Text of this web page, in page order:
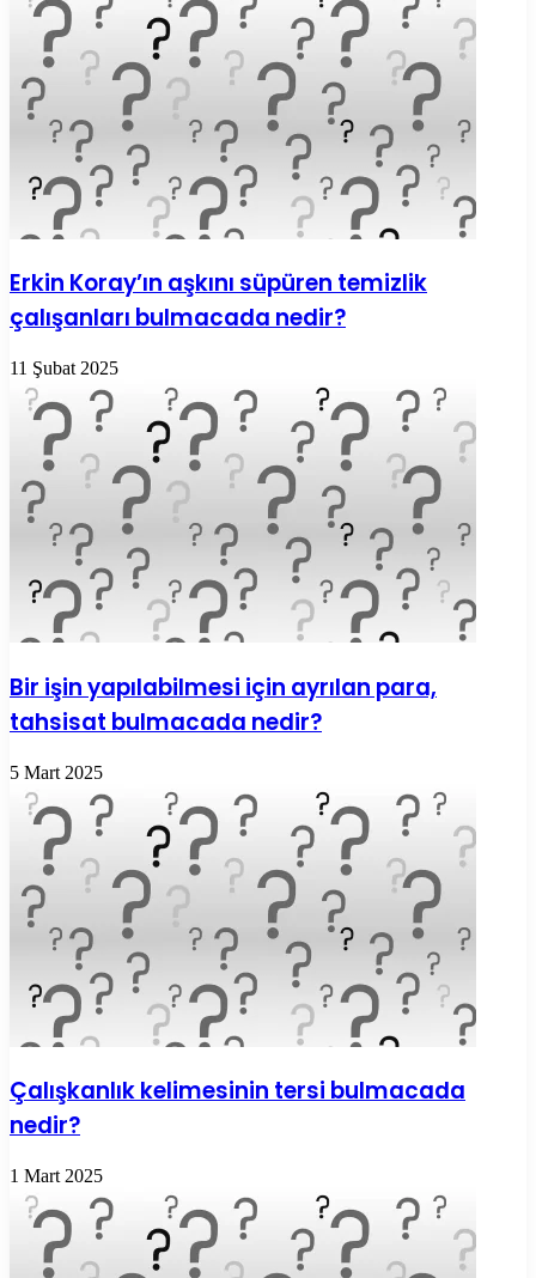
Erkin Koray’ın aşkını süpüren temizlik
çalışanları bulmacada nedir?
11 Şubat 2025
Bir işin yapılabilmesi için ayrılan para,
tahsisat bulmacada nedir?
5 Mart 2025
Çalışkanlık kelimesinin tersi bulmacada
nedir?
1 Mart 2025